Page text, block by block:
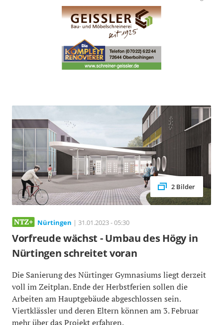
2 Bilder
Nürtingen | 31.01.2023 - 05:30
Vorfreude wächst - Umbau des Högy in
Nürtingen schreitet voran
Die Sanierung des Nürtinger Gymnasiums liegt derzeit
voll im Zeitplan. Ende der Herbstferien sollen die
Arbeiten am Hauptgebäude abgeschlossen sein.
Viertklässler und deren Eltern können am 3. Februar
mehr über das Projekt erfahren.